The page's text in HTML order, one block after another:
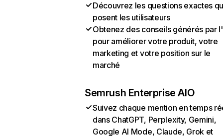
Découvrez les questions exactes
posent les utilisateurs
Obtenez des conseils générés par
pour améliorer votre produit, votre
marketing et votre position sur le
marché
Semrush Enterprise AIO
Suivez chaque mention en temps
dans ChatGPT, Perplexity, Gemini,
Google AI Mode, Claude, Grok et